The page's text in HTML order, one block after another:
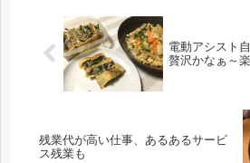
電動アシスト
贅沢かなぁ～
残業代が高い仕事、あるあるサービ
ス残業も